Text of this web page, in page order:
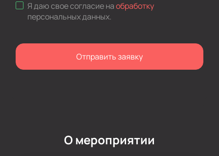
Я даю свое согласие наобработку
персональных данных.
Отправить заявку
О мероприятии